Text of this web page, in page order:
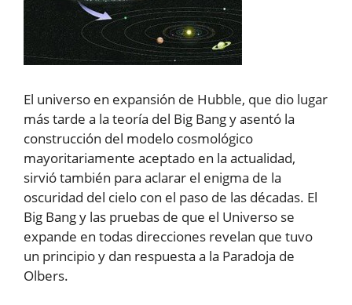
El universo en expansión de Hubble, que dio lugar
más tarde a la teoría del Big Bang y asentó la
construcción del modelo cosmológico
mayoritariamente aceptado en la actualidad,
sirvió también para aclarar el enigma de la
oscuridad del cielo con el paso de las décadas. El
Big Bang y las pruebas de que el Universo se
expande en todas direcciones revelan que tuvo
un principio y dan respuesta a la Paradoja de
Olbers.